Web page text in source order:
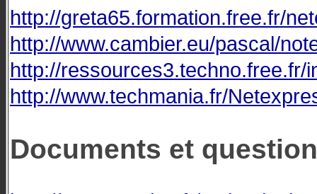
http://greta65.formation.free.fr/
http://www.cambier.eu/pascal/
http://
http://www.techmania.fr/
Documents et